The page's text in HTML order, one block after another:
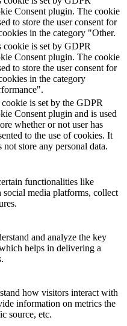
Consent plugin. The cookie
to store the user consent for
in the category "Other.
cookie is set by GDPR
Consent plugin. The cookie
to store the user consent for
in the category
is set by the GDPR
Consent plugin and is used
whether or not user has
to the use of cookies. It
not store any personal data.
functionalities like
media platforms, collect
and analyze the key
helps in delivering a
how visitors interact with
information on metrics the
source, etc.